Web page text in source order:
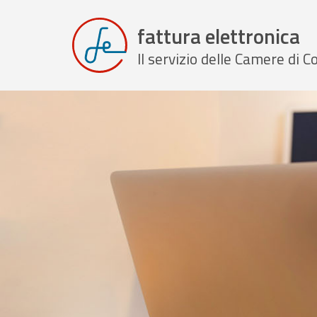
fattura elettronica
Il servizio delle Camere di